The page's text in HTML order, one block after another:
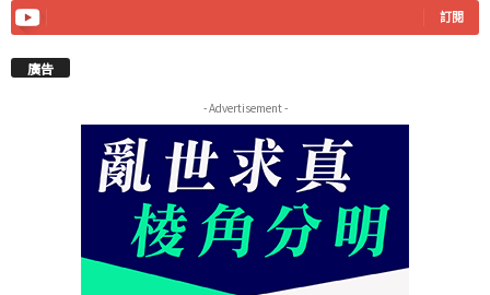
訂閱
廣告
- Advertisement -